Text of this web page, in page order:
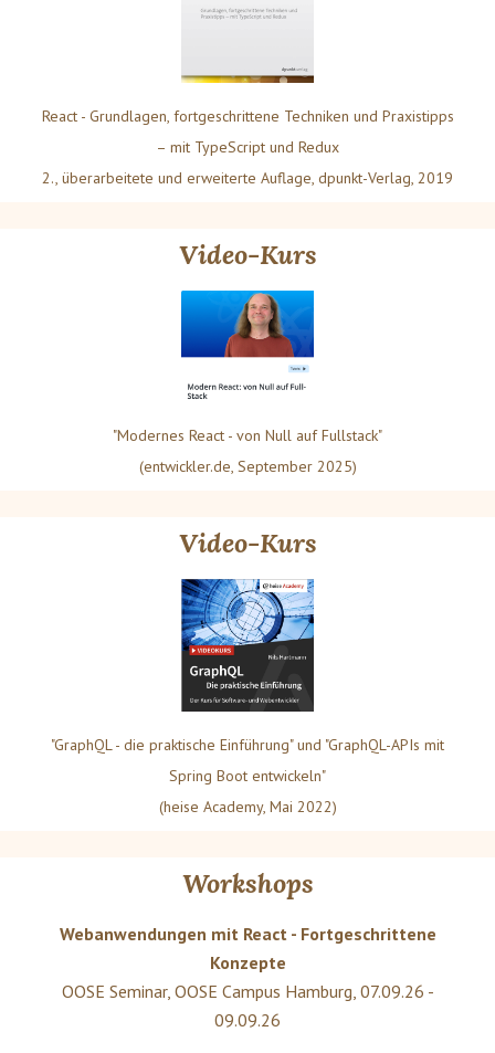
React - Grundlagen, fortgeschrittene Techniken und Praxistipps
– mit TypeScript und Redux
2., überarbeitete und erweiterte Auflage, dpunkt-Verlag, 2019
Video-Kurs
"Modernes React - von Null auf Fullstack"
(entwickler.de, September 2025)
Video-Kurs
"GraphQL - die praktische Einführung" und "GraphQL-APIs mit
Spring Boot entwickeln"
(heise Academy, Mai 2022)
Workshops
Webanwendungen mit React - Fortgeschrittene
Konzepte
OOSE Seminar, OOSE Campus Hamburg 07.09.26 -
09.09.26